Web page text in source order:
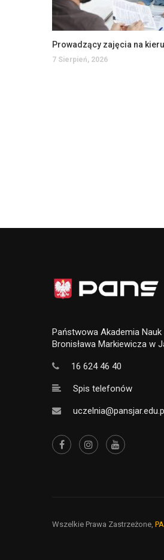
7 Sierpień, 2026
Państwowa Akademia
Bronisława Markiewicza w
16 624 46 40
Spis telefonów
uczelnia@pansjar.edu.pl
Wszelkie Prawa Zastrzeżone,